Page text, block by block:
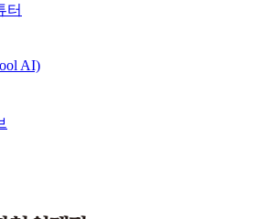
터
AI)